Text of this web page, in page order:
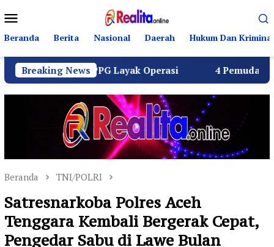
ke
kontenMobile
Beranda Berita Nasional Daerah Hukum Dan Kriminal
Breaking News
SPPG Layak Operasi 4 Pemuda Bungur Raya
Beranda TNI/POLRI
Satresnarkoba Polres Aceh
Tenggara Kembali Bergerak Cepat,
Pengedar Sabu di Lawe Bulan